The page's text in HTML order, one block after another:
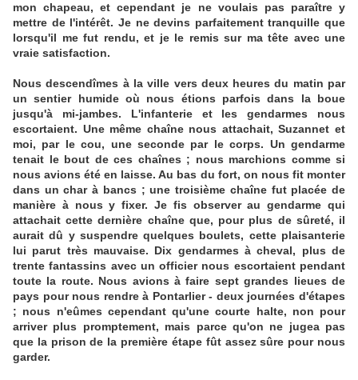
mon chapeau, et cependant je ne voulais pas paraître y
mettre de l'intérêt. Je ne devins parfaitement tranquille que
lorsqu'il me fut rendu, et je le remis sur ma tête avec une
vraie satisfaction.
Nous descendîmes à la ville vers deux heures du matin par
un sentier humide où nous étions parfois dans la boue
jusqu'à mi-jambes. L'infanterie et les gendarmes nous
escortaient. Une même chaîne nous attachait, Suzannet et
moi, par le cou, une seconde par le corps. Un gendarme
tenait le bout de ces chaînes ; nous marchions comme si
nous avions été en laisse. Au bas du fort, on nous fit monter
dans un char à bancs ; une troisième chaîne fut placée de
manière à nous y fixer. Je fis observer au gendarme qui
attachait cette dernière chaîne que, pour plus de sûreté, il
aurait dû y suspendre quelques boulets, cette plaisanterie
lui parut très mauvaise. Dix gendarmes à cheval, plus de
trente fantassins avec un officier nous escortaient pendant
toute la route. Nous avions à faire sept grandes lieues de
pays pour nous rendre à Pontarlier - deux journées d'étapes
; nous n'eûmes cependant qu'une courte halte, non pour
arriver plus promptement, mais parce qu'on ne jugea pas
que la prison de la première étape fût assez sûre pour nous
garder.